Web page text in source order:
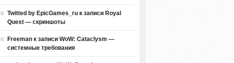
Twitted by EpicGames_ru к записи Royal
Quest — скриншоты
Freeman к записи WoW: Cataclysm —
системные требования